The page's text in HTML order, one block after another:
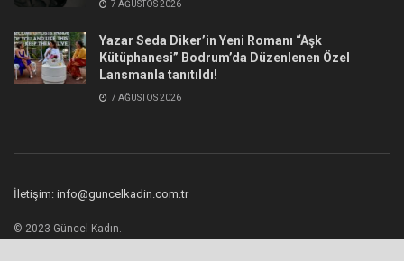
7 AĞUSTOS 2026
Yazar Seda Diker’in Yeni Romanı “Aşk
Kütüphanesi” Bodrum’da Düzenlenen Özel
Lansmanla tanıtıldı!
7 AĞUSTOS 2026
İletişim: info@guncelkadin.com.tr
© 2023 Güncel Kadın.